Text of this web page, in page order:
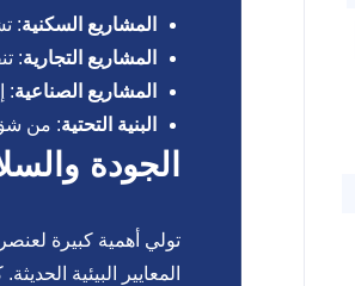
المشاريع السكنية:
المشاريع التجارية:
المشاريع الصناعية:
البنية التحتية: من شق
الجودة
تولي أهمية كبيرة
المعايير البيئية